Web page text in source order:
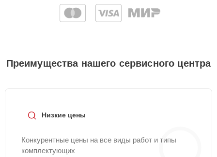
Преимущества нашего сервисного центра
Низкие цены
Конкурентные цены на все виды работ и типы
комплектующих